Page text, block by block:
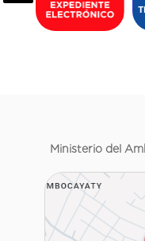
Ministerio del